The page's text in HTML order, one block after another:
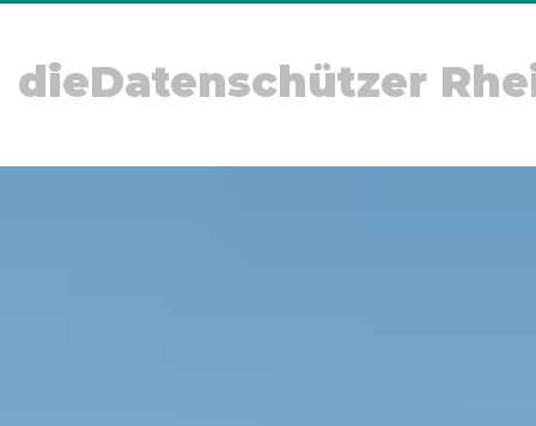
dieDatenschützer